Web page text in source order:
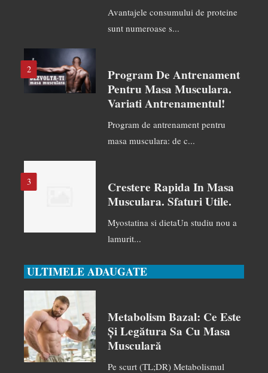
Avantajele consumului de proteine
sunt numeroase s...
2
Program De Antrenament
Pentru Masa Musculara.
Variati Antrenamentul!
Program de antrenament pentru
masa musculara: de c...
3
Crestere Rapida In Masa
Musculara. Sfaturi Utile.
Myostatina si dietaUn studiu nou a
lamurit...
ULTIMELE ADAUGATE
Metabolism Bazal: Ce Este
Și Legătura Sa Cu Masa
Musculară
Pe scurt (TL;DR) Metabolismul